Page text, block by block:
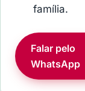
família.
Falar pelo
WhatsApp